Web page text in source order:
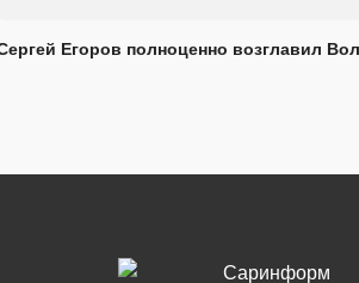
Егоров полноценно возглавил